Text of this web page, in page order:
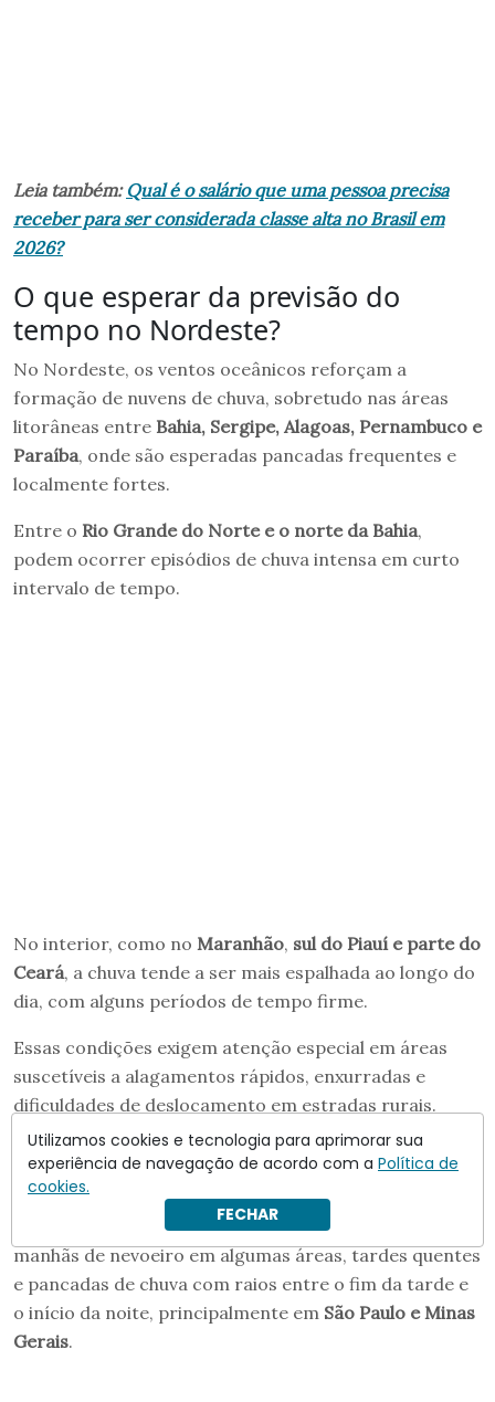
Leia também: Qual é o salário que uma pessoa precisa
receber para ser considerada classe alta no Brasil em
2026?
O que esperar da previsão do
tempo no Nordeste?
No Nordeste, os ventos oceânicos reforçam a
formação de nuvens de chuva, sobretudo nas áreas
litorâneas entre Bahia, Sergipe, Alagoas, Pernambuco e
Paraíba, onde são esperadas pancadas frequentes e
localmente fortes.
Entre o Rio Grande do Norte e o norte da Bahia,
podem ocorrer episódios de chuva intensa em curto
intervalo de tempo.
No interior, como no Maranhão, sul do Piauí e parte do
Ceará, a chuva tende a ser mais espalhada ao longo do
dia, com alguns períodos de tempo firme.
Essas condições exigem atenção especial em áreas
suscetíveis a alagamentos rápidos, enxurradas e
dificuldades de deslocamento em estradas rurais.
Como está o tempo no Sudeste do
Brasil
, o padrão é de grande variação, com
manhãs de nevoeiro em algumas áreas, tardes quentes
e pancadas de chuva com raios entre o fim da tarde e
o início da noite, principalmente em São Paulo e Minas
Gerais.
Utilizamos cookies e tecnologia para aprimorar sua
experiência de navegação de acordo com a Política de
cookies.
FECHAR